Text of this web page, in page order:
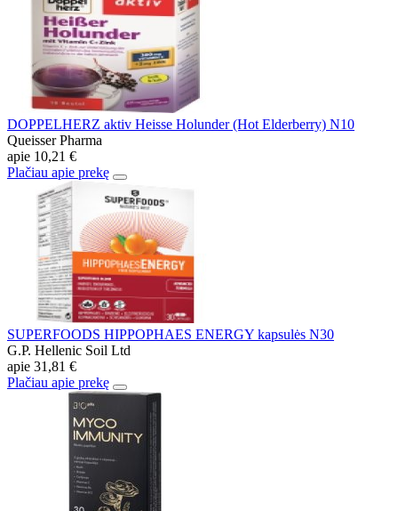
DOPPELHERZ aktiv Heisse Holunder (Hot Elderberry) N10
Queisser Pharma
apie 10,21 €
Plačiau apie prekę
SUPERFOODS HIPPOPHAES ENERGY kapsulės N30
G.P. Hellenic Soil Ltd
apie 31,81 €
Plačiau apie prekę